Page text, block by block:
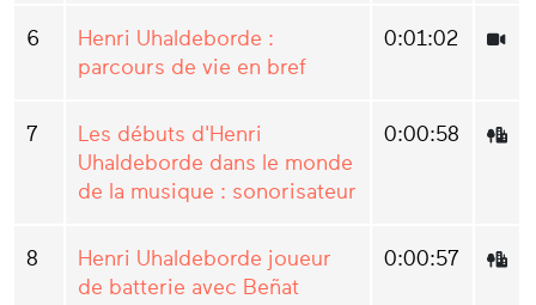
6
Henri Uhaldeborde :
parcours de vie en bref
0:01:02
7
Les débuts d'Henri
Uhaldeborde dans le monde
de la musique : sonorisateur
0:00:58
8
Henri Uhaldeborde joueur
de batterie avec Beñat
0:00:57